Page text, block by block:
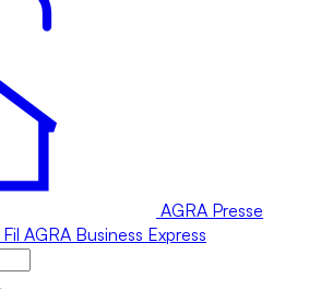
AGRA Presse
Fil AGRA Business Express